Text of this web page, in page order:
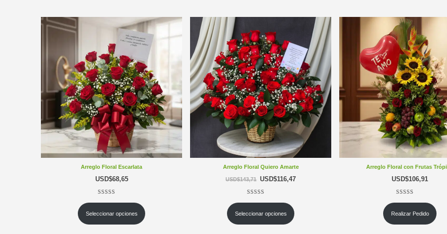
Arreglo Floral Escarlata
USD$68,65
Seleccionar opciones
Arreglo Floral Quiero Amarte
USD$143,71 USD$116,47
Seleccionar opciones
Arreglo Floral con Frutas
USD$106,91
Realizar Pedido